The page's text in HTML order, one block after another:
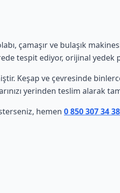
çamaşır ve bulaşık
tespit ediyor, orijinal yedek
Keşap ve çevresinde
yerinden teslim alarak
hemen 0 850 307 34 38